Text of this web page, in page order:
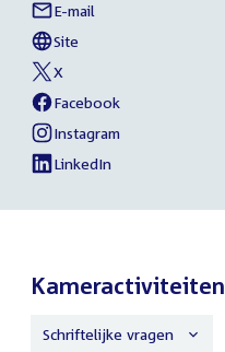
Links
naar
sociale
media
E-mail
Jan
Paternotte
External
link:
Site
van
Jan
Paternotte
External
link:
X
van
Jan
Paternotte
External
link:
Facebook
van
Jan
Paternotte
External
link:
Instagram
van
Jan
Paternotte
External
LinkedIn
van
Paternotte
Kameractiviteiten
Schriftelijke vragen